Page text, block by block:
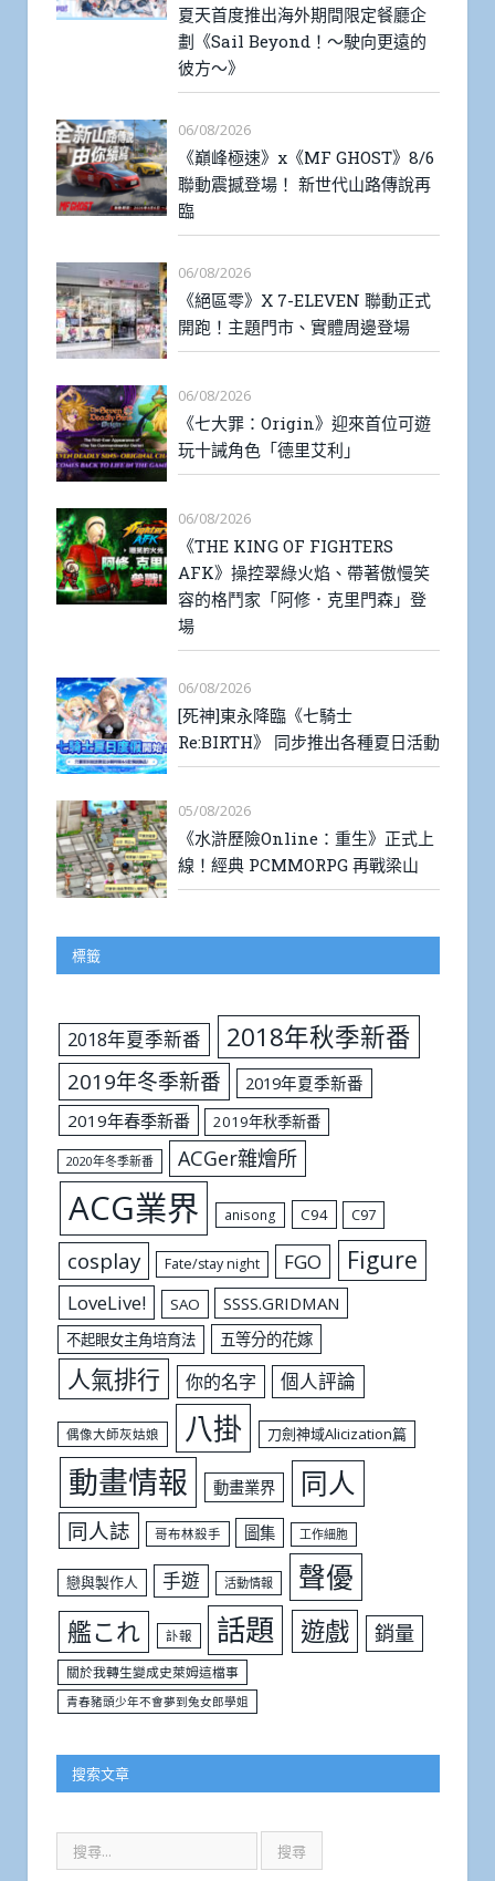
夏天首度推出海外期間限定餐廳企
劃《Sail Beyond！～駛向更遠的
彼方～》
06/08/2026
《巔峰極速》x《MF GHOST》8/6
聯動震撼登場！ 新世代山路傳說再
臨
06/08/2026
《絕區零》X 7-ELEVEN 聯動正式
開跑！主題門市、實體周邊登場
06/08/2026
《七大罪：Origin》迎來首位可遊
玩十誡角色「德里艾利」
06/08/2026
《THE KING OF FIGHTERS
AFK》操控翠綠火焰、帶著傲慢笑
容的格鬥家「阿修．克里門森」登
場
06/08/2026
[死神]東永降臨《七騎士
Re:BIRTH》 同步推出各種夏日活動
05/08/2026
《水滸歷險Online：重生》正式上
線！經典 PCMMORPG 再戰梁山
標籤
2018年夏季新番 2018年秋季新番
2019年冬季新番
2019年夏季新番
2019年春季新番
2019年秋季新番
2020年冬季新番 ACGer雜燴所
ACG業界 anisong C94 C97
cosplay Fate/stay night FGO Figure
LoveLive! SAO SSSS.GRIDMAN
不起眼女主角培育法 五等分的花嫁
人氣排行 你的名字 個人評論
偶像大師灰姑娘 八掛 刀劍神域Alicization篇
動畫情報 動畫業界 同人
同人誌 哥布林殺手 圖集 工作細胞
戀與製作人 手遊 活動情報 聲優
艦これ 訃報 話題 遊戲 銷量
關於我轉生變成史萊姆這檔事
青春豬頭少年不會夢到兔女郎學姐
搜索文章